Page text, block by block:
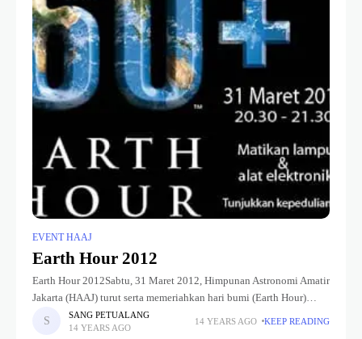
EVENT HAAJ
Earth Hour 2012
Earth Hour 2012Sabtu, 31 Maret 2012, Himpunan Astronomi Amatir
Jakarta (HAAJ) turut serta memeriahkan hari bumi (Earth Hour)
yang diselenggarakan di Central Park. Tidak hanya HAAJ, beberapa
komunitas juga turut
SANG PETUALANG
14 YEARS AGO
14 YEARS AGO KEEP READING